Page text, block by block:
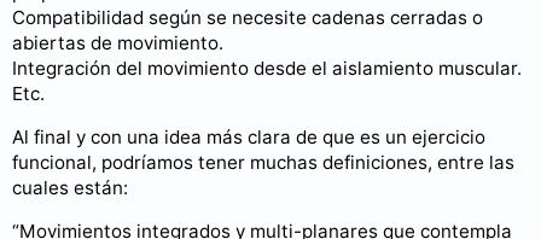
Compatibilidad según se necesite cadenas cerradas o
abiertas de movimiento.
Integración del movimiento desde el aislamiento muscular.
Etc.
Al final y con una idea más clara de que es un ejercicio
funcional, podríamos tener muchas definiciones, entre las
cuales están:
“Movimientos integrados y multi-planares que contempla